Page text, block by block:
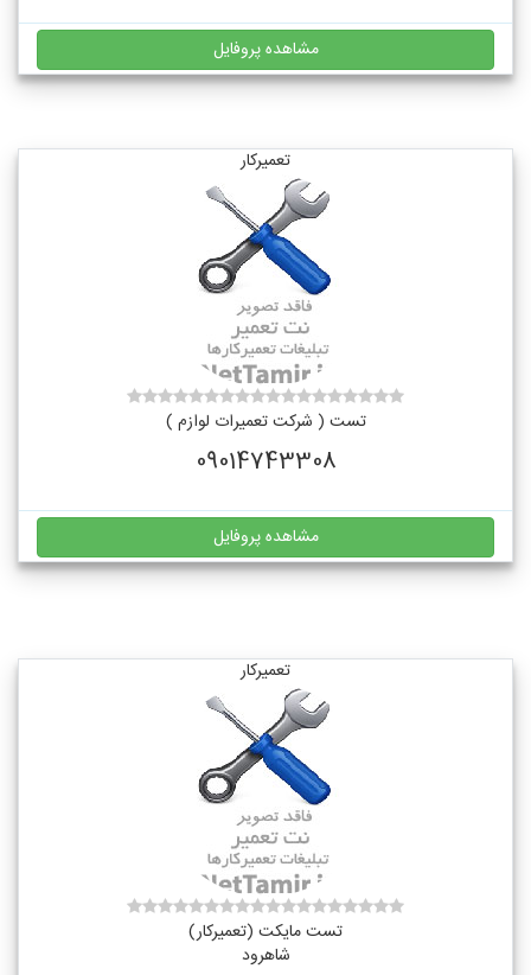
مشاهده پروفایل
تعمیرکار
تست ( شرکت تعمیرات لوازم )
09014743308
مشاهده پروفایل
تعمیرکار
تست مایکت (تعمیرکار)
شاهرود